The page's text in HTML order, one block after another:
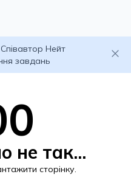
Співавтор Нейт
завдань
не так...
сторінку.